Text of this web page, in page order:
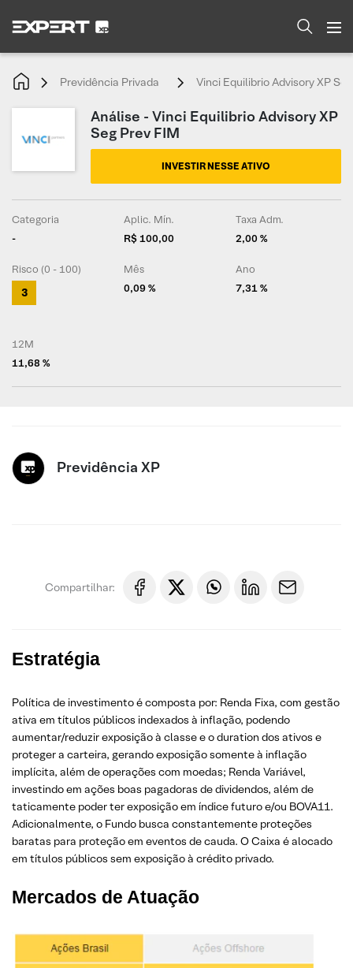
Previdência Privada Vinci Equilibrio Advisory XP
Análise - Vinci Equilibrio Advisory XP
Seg Prev FIM
INVESTIR NESSE ATIVO
Categoria
-
Aplic. Mín.
R$ 100,00
Taxa Adm.
2,00 %
Risco (0 - 100)
3
Mês
0,09 %
Ano
7,31 %
12M
11,68 %
Previdência XP
Compartilhar:
Estratégia
Política de investimento é composta por: Renda Fixa, com gestão
ativa em títulos públicos indexados à inflação, podendo
aumentar/reduzir exposição à classe e o duration dos ativos e
proteger a carteira, gerando exposição somente à inflação
implícita, além de operações com moedas; Renda Variável,
investindo em ações boas pagadoras de dividendos, além de
taticamente poder ter exposição em índice futuro e/ou BOVA11.
Adicionalmente, o Fundo busca constantemente proteções
baratas para proteção em eventos de cauda. O Caixa é alocado
em títulos públicos sem exposição à crédito privado.
Mercados de Atuação